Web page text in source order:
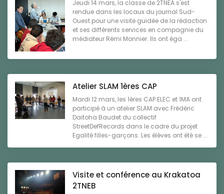
Jeudi 14 mars, la classe de 2TNEA s'est
rendue dans les locaux du journal Sud-
Ouest pour une visite guidée de la rédaction
et ses différents services en compagnie du
médiateur Rémi Monnier. Ils ont éga ...
Atelier SLAM 1ères CAP
Mardi 12 mars, les 1ères CAP ELEC et 1MA ont
participé à un atelier SLAM avec Frédéric
Daitoha Baudet du collectif
StreetDefRecords dans le cadre du projet
Egalité filles-garçons. Les élèves ont été se ...
Visite et conférence au Krakatoa
2TNEB